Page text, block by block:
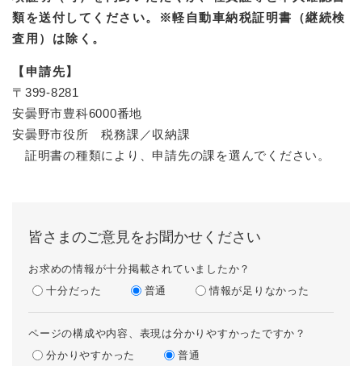
類を送付してください。※軽自動車納税証明書（継続検
査用）は除く。
【申請先】
〒399-8281
安曇野市豊科6000番地
安曇野市役所 税務課／収納課
証明書の種類により、申請先の課を選んでください。
皆さまのご意見をお聞かせください
お求めの情報が十分掲載されていましたか？
十分だった
普通 情報が足りなかった
ページの構成や内容、表現は分かりやすかったですか？
分かりやすかった
普通